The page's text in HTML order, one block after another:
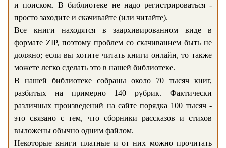
и поиском. В библиотеке не надо регистрироваться -
просто заходите и скачивайте (или читайте).
Все книги находятся в заархивированном виде в
формате ZIP, поэтому проблем со скачиванием быть не
должно; если вы хотите читать книги онлайн, то также
можете легко сделать это в нашей библиотеке.
В нашей библиотеке собраны около 70 тысяч книг,
разбитых на примерно 140 рубрик. Фактически
различных произведений на сайте порядка 100 тысяч -
это связано с тем, что сборники рассказов и стихов
выложены обычно одним файлом.
Некоторые книги платные и от них можно прочитать